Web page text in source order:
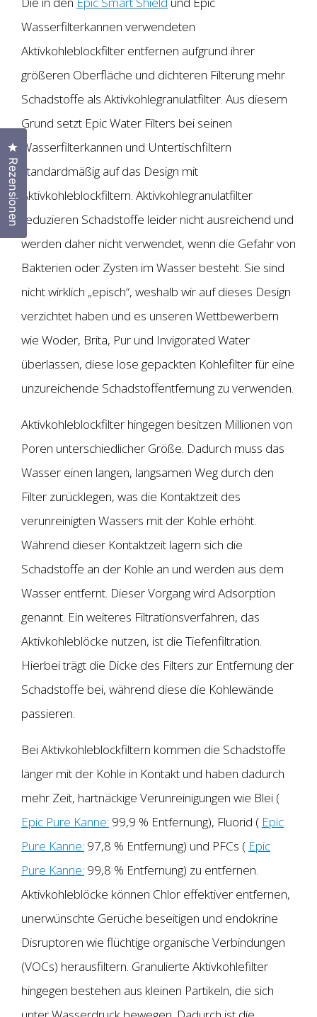
Wasserfilterkannen verwendeten
Aktivkohleblockfilter entfernen aufgrund ihrer
größeren Oberfläche und dichteren Filterung mehr
Schadstoffe als Aktivkohlegranulatfilter. Aus diesem
Grund setzt Epic Water Filters bei seinen
Wasserfilterkannen und Untertischfiltern
standardmäßig auf das Design mit
Aktivkohleblockfiltern. Aktivkohlegranulatfilter
reduzieren Schadstoffe leider nicht ausreichend und
werden daher nicht verwendet, wenn die Gefahr von
Bakterien oder Zysten im Wasser besteht. Sie sind
nicht wirklich „episch“, weshalb wir auf dieses Design
verzichtet haben und es unseren Wettbewerbern
wie Woder, Brita, Pur und Invigorated Water
überlassen, diese lose gepackten Kohlefilter für eine
unzureichende Schadstoffentfernung zu verwenden.
Aktivkohleblockfilter hingegen besitzen Millionen von
Poren unterschiedlicher Größe. Dadurch muss das
Wasser einen langen, langsamen Weg durch den
Filter zurücklegen, was die Kontaktzeit des
verunreinigten Wassers mit der Kohle erhöht.
Während dieser Kontaktzeit lagern sich die
Schadstoffe an der Kohle an und werden aus dem
Wasser entfernt. Dieser Vorgang wird Adsorption
genannt. Ein weiteres Filtrationsverfahren, das
Aktivkohleblöcke nutzen, ist die Tiefenfiltration.
Hierbei trägt die Dicke des Filters zur Entfernung der
Schadstoffe bei, während diese die Kohlewände
passieren.
Bei Aktivkohleblockfiltern kommen die Schadstoffe
länger mit der Kohle in Kontakt und haben dadurch
mehr Zeit, hartnäckige Verunreinigungen wie Blei (
Epic Pure Kanne: 99,9 % Entfernung), Fluorid ( Epic
Pure Kanne: 97,8 % Entfernung) und PFCs ( Epic
Pure Kanne: 99,8 % Entfernung) zu entfernen.
Aktivkohleblöcke können Chlor effektiver entfernen,
unerwünschte Gerüche beseitigen und endokrine
Disruptoren wie flüchtige organische Verbindungen
(VOCs) herausfiltern. Granulierte Aktivkohlefilter
hingegen bestehen aus kleinen Partikeln, die sich
Rezensionen
Klicken Sie, um den Bewertungsdialog zu öffnen